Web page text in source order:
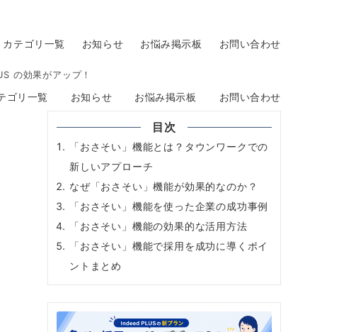
ゴリ一覧 お知らせ お悩み掲示板 お問い合わせ
カテゴリ一覧 お知らせ お悩み掲示板 お問い合わせ
の効果がアップ！
目次
「おさそい」機能とは？タウンワークでの
新しいアプローチ
なぜ「おさそい」機能が効果的なのか？
「おさそい」機能を使った企業の成功事例
「おさそい」機能の効果的な活用方法
「おさそい」機能で採用を成功に導くポイ
ントまとめ